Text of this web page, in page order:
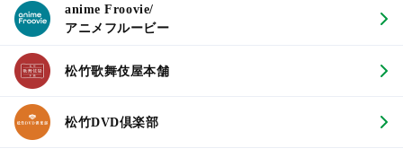
anime Froovie/
アニメフルービー
松竹歌舞伎屋本舗
松竹DVD倶楽部